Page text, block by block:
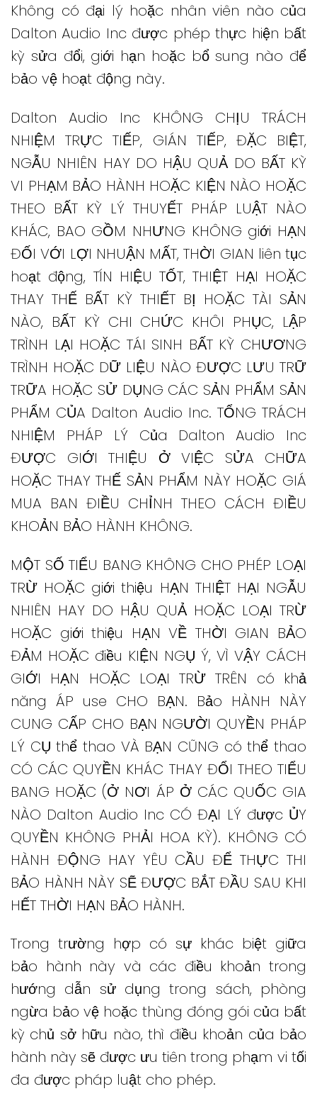
Không có đại lý hoặc nhân viên nào của
Dalton Audio Inc được phép thực hiện bất
kỳ sửa đổi, giới hạn hoặc bổ sung nào để
bảo vệ hoạt động này.
Dalton Audio Inc KHÔNG CHỊU TRÁCH
NHIỆM TRỰC TIẾP, GIÁN TIẾP, ĐẶC BIỆT,
NGẪU NHIÊN HAY DO HẬU QUẢ DO BẤT KỲ
VI PHẠM BẢO HÀNH HOẶC KIỆN NÀO HOẶC
THEO BẤT KỲ LÝ THUYẾT PHÁP LUẬT NÀO
KHÁC, BAO GỒM NHƯNG KHÔNG giới HẠN
ĐỐI VỚI LỢI NHUẬN MẤT, THỜI GIAN liên tục
hoạt động, TÍN HIỆU TỐT, THIỆT HẠI HOẶC
THAY THẾ BẤT KỲ THIẾT BỊ HOẶC TÀI SẢN
NÀO, BẤT KỲ CHI CHỨC KHÔI PHỤC, LẬP
TRÌNH LẠI HOẶC TÁI SINH BẤT KỲ CHƯƠNG
TRÌNH HOẶC DỮ LIỆU NÀO ĐƯỢC LƯU TRỮ
TRỮA HOẶC SỬ DỤNG CÁC SẢN PHẨM SẢN
PHẨM CỦA Dalton Audio Inc. TỔNG TRÁCH
NHIỆM PHÁP LÝ Của Dalton Audio Inc
ĐƯỢC GIỚI THIỆU Ở VIỆC SỬA CHỮA
HOẶC THAY THẾ SẢN PHẨM NÀY HOẶC GIÁ
MUA BAN ĐIỀU CHỈNH THEO CÁCH ĐIỀU
KHOẢN BẢO HÀNH KHÔNG.
MỘT SỐ TIỂU BANG KHÔNG CHO PHÉP LOẠI
TRỪ HOẶC giới thiệu HẠN THIỆT HẠI NGẪU
NHIÊN HAY DO HẬU QUẢ HOẶC LOẠI TRỪ
HOẶC giới thiệu HẠN VỀ THỜI GIAN BẢO
ĐẢM HOẶC điều KIỆN NGỤ Ý, VÌ VẬY CÁCH
GIỚI HẠN HOẶC LOẠI TRỪ TRÊN có khả
năng ÁP use CHO BẠN. Bảo HÀNH NÀY
CUNG CẤP CHO BẠN NGƯỜI QUYỀN PHÁP
LÝ CỤ thể thao VÀ BẠN CŨNG có thể thao
CÓ CÁC QUYỀN KHÁC THAY ĐỔI THEO TIỂU
BANG HOẶC (Ở NƠI ÁP Ở CÁC QUỐC GIA
NÀO Dalton Audio Inc CÓ ĐẠI LÝ được ỦY
QUYỀN KHÔNG PHẢI HOA KỲ). KHÔNG CÓ
HÀNH ĐỘNG HAY YÊU CẦU ĐỂ THỰC THI
BẢO HÀNH NÀY SẼ ĐƯỢC BẮT ĐẦU SAU KHI
HẾT THỜI HẠN BẢO HÀNH.
Trong trường hợp có sự khác biệt giữa
bảo hành này và các điều khoản trong
hướng dẫn sử dụng trong sách, phòng
ngừa bảo vệ hoặc thùng đóng gói của bất
kỳ chủ sở hữu nào, thì điều khoản của bảo
hành này sẽ được ưu tiên trong phạm vi tối
đa được pháp luật cho phép.